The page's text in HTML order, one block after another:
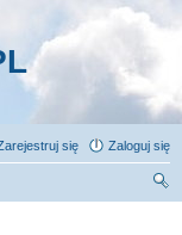
Zaloguj się
się